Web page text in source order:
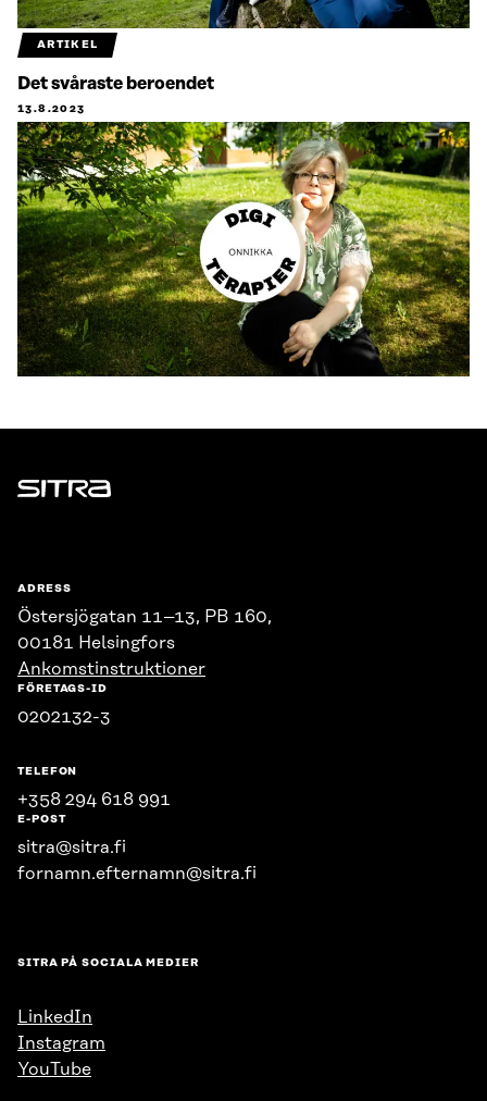
ARTIKEL
Det svåraste beroendet
13.8.2023
Sitra
ADRESS
Östersjögatan 11–13, PB 160,
00181 Helsingfors
Ankomstinstruktioner
FÖRETAGS-ID
0202132-3
TELEFON
+358 294 618 991
E-POST
sitra@sitra.fi
fornamn.efternamn@sitra.fi
SITRA PÅ SOCIALA MEDIER
LinkedIn
Instagram
YouTube